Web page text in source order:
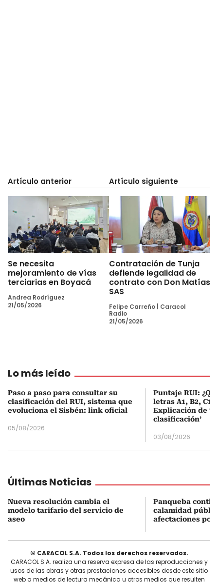
Artículo anterior
Se necesita
mejoramiento de vías
terciarias en Boyacá
Andrea Rodríguez
21/05/2026
Artículo siguiente
Contratación de Tunja
defiende legalidad de
contrato con Don Matías
SAS
Felipe Carreño
Caracol
Radio
21/05/2026
Lo más leído
Paso a paso para consultar su
clasificación del RUI, sistema que
evoluciona el Sisbén: link oficial
05/08/2026
Puntaje RUI:
letras A1, B2, C1
Explicación de
clasificación’
03/08/2026
Últimas Noticias
Nueva resolución cambia el
modelo tarifario del servicio de
aseo
Panqueba
calamidad
afectaciones por
© CARACOL S.A. Todos los derechos reservados.
CARACOL S.A. realiza una reserva expresa de las reproducciones y
usos de las obras y otras prestaciones accesibles desde este sitio
web a medios de lectura mecánica u otros medios que resulten